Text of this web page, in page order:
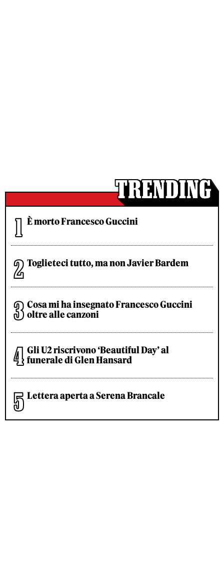
È morto Francesco Guccini
Toglieteci tutto, ma non Javier Bardem
Cosa mi ha insegnato Francesco Guccini
oltre alle canzoni
Gli U2 riscrivono ‘Beautiful Day’ al
funerale di Glen Hansard
Lettera aperta a Serena Brancale